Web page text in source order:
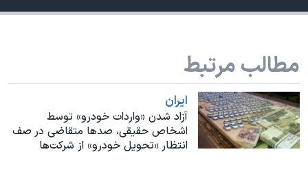
مطالب مرتبط
ايران
آزاد شدن «واردات خودرو» توسط
اشخاص حقیقی، صدها متقاضی در صف
انتظار «تحویل خودرو» از شرکت‌ها